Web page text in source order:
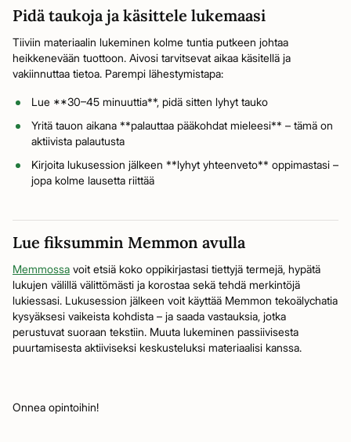
Pidä taukoja ja käsittele lukemaasi
Tiiviin materiaalin lukeminen kolme tuntia putkeen johtaa
heikkenevään tuottoon. Aivosi tarvitsevat aikaa käsitellä ja
vakiinnuttaa tietoa. Parempi lähestymistapa:
Lue **30–45 minuuttia**, pidä sitten lyhyt tauko
Yritä tauon aikana **palauttaa pääkohdat mieleesi** – tämä on
aktiivista palautusta
Kirjoita lukusession jälkeen **lyhyt yhteenveto** oppimastasi –
jopa kolme lausetta riittää
Lue fiksummin Memmon avulla
Memmossa voit etsiä koko oppikirjastasi tiettyjä termejä, hypätä
lukujen välillä välittömästi ja korostaa sekä tehdä merkintöjä
lukiessasi. Lukusession jälkeen voit käyttää Memmon tekoälychatia
kysyäksesi vaikeista kohdista – ja saada vastauksia, jotka
perustuvat suoraan tekstiin. Muuta lukeminen passiivisesta
puurtamisesta aktiiviseksi keskusteluksi materiaalisi kanssa.
Onnea opintoihin!